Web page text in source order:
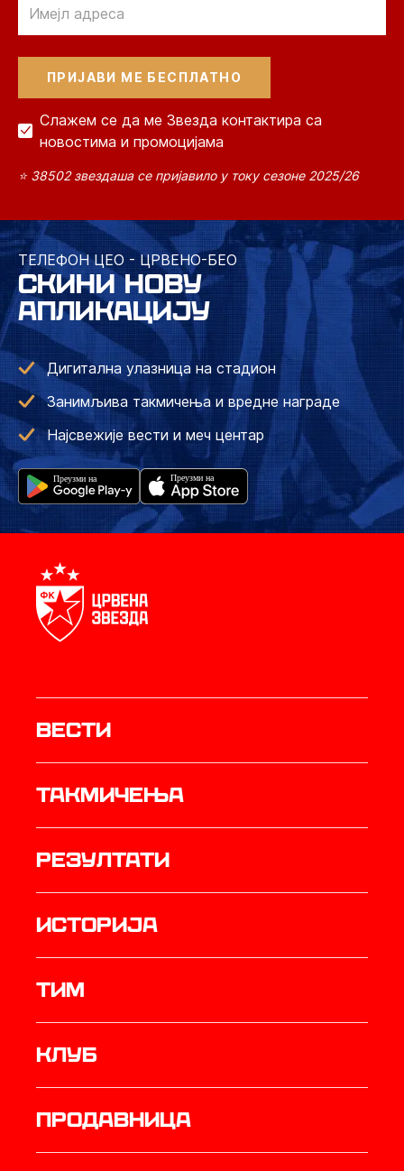
Слажем се да ме Звезда контактира са
новостима и промоцијама
⭐ 38502 звездаша се пријавило у току сезоне 2025/26
ТЕЛЕФОН ЦЕО - ЦРВЕНО-БЕО
СКИНИ НОВУ
АПЛИКАЦИЈУ
Дигитална улазница на стадион
Занимљива такмичења и вредне награде
Најсвежије вести и меч центар
Вести
Такмичења
резултати
историја
ТИМ
Клуб
продавница